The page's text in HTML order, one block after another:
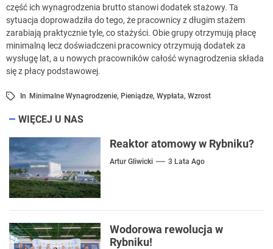
część ich wynagrodzenia brutto stanowi dodatek stażowy. Ta
sytuacja doprowadziła do tego, że pracownicy z długim stażem
zarabiają praktycznie tyle, co stażyści. Obie grupy otrzymują płacę
minimalną lecz doświadczeni pracownicy otrzymują dodatek za
wysługę lat, a u nowych pracowników całość wynagrodzenia składa
się z płacy podstawowej.
In Minimalne Wynagrodzenie, Pieniądze, Wypłata, Wzrost
WIĘCEJ U NAS
Reaktor atomowy w Rybniku?
Artur Gliwicki 3 Lata Ago
Wodorowa rewolucja w
Rybniku!